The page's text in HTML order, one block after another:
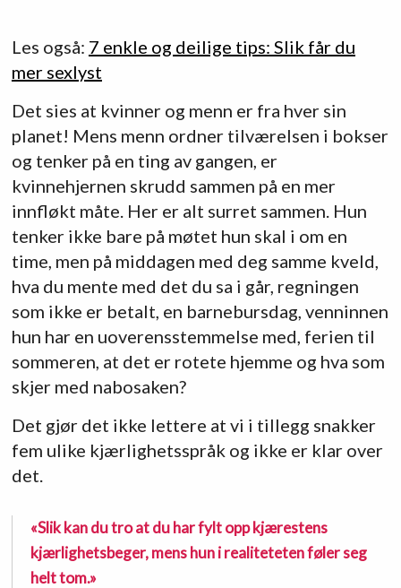
Les også: 7 enkle og deilige tips: Slik får du
mer sexlyst
Det sies at kvinner og menn er fra hver sin
planet! Mens menn ordner tilværelsen i bokser
og tenker på en ting av gangen, er
kvinnehjernen skrudd sammen på en mer
innfløkt måte. Her er alt surret sammen. Hun
tenker ikke bare på møtet hun skal i om en
time, men på middagen med deg samme kveld,
hva du mente med det du sa i går, regningen
som ikke er betalt, en barnebursdag, venninnen
hun har en uoverensstemmelse med, ferien til
sommeren, at det er rotete hjemme og hva som
skjer med nabosaken?
Det gjør det ikke lettere at vi i tillegg snakker
fem ulike kjærlighetsspråk og ikke er klar over
det.
«Slik kan du tro at du har fylt opp kjærestens
kjærlighetsbeger, mens hun i realiteteten føler seg
helt tom.»